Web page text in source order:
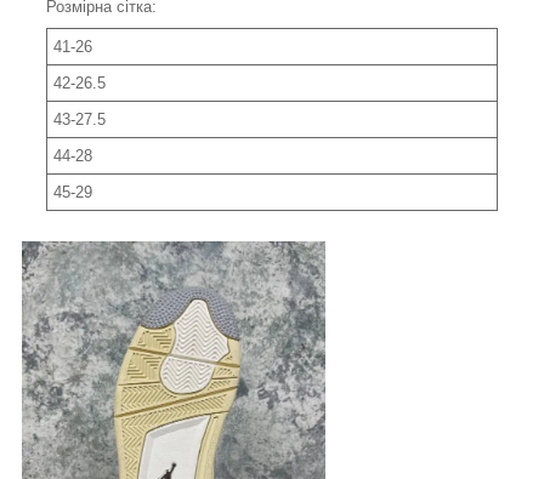
Розмірна сітка:
41-26
42-26.5
43-27.5
44-28
45-29